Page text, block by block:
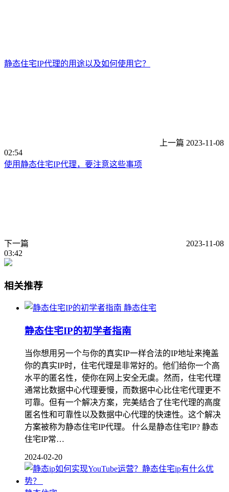
静态住宅IP代理的用途以及如何使用它？
上一篇 2023-11-08
02:54
使用静态住宅IP代理，要注意这些事项
下一篇
2023-11-08
03:42
相关推荐
静态住宅
静态住宅IP的初学者指南
当你想用另一个与你的真实IP一样合法的IP地址来掩盖
你的真实IP时，住宅代理是非常好的。他们给你一个高
水平的匿名性，使你在网上安全无虞。然而，住宅代理
通常比数据中心代理要慢，而数据中心比住宅代理更不
可靠。但有一个解决方案，完美结合了住宅代理的高度
匿名性和可靠性以及数据中心代理的快速性。这个解决
方案被称为静态住宅IP代理。 什么是静态住宅IP? 静态
住宅IP常…
2024-02-20